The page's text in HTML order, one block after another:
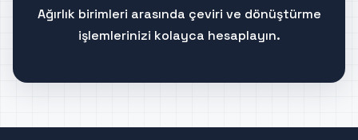
Ağırlık birimleri arasında çeviri ve dönüştürme
işlemlerinizi kolayca hesaplayın.